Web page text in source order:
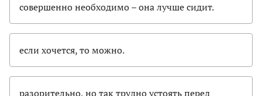
совершенно необходимо – она лучше сидит.
если хочется, то можно.
разорительно, но так трудно устоять перед